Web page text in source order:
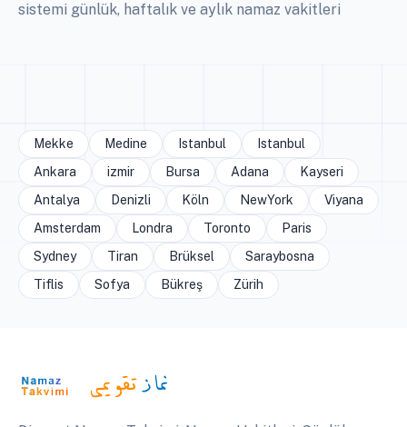
sistemi günlük, haftalık ve aylık namaz vakitleri
Mekke Medine Istanbul
Istanbul
Ankara
izmir Bursa Adana
Kayseri
Antalya
Denizli Köln NewYork
Viyana
Amsterdam
Londra Toronto
Paris
Sydney
Tiran Brüksel
Saraybosna
Tiflis
Sofya Bükreş Zürih